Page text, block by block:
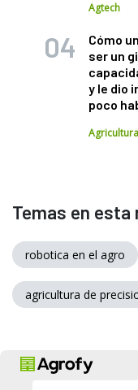
Agtech
Cómo
ser un
y le dio
poco
Agricultura
Temas en esta
robotica en el agro
agricultura de